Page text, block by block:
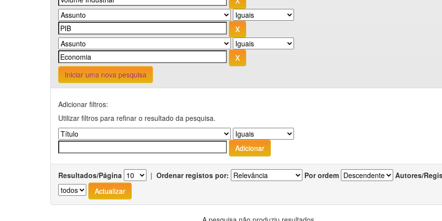
Iniciar uma nova pesquisa
Adicionar filtros:
Utilizar filtros para refinar o resultado da pesquisa.
Resultados/Página | Ordenar registos por: Por ordem Autores/